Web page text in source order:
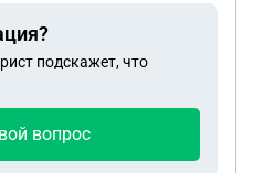
подскажет, что
вопрос